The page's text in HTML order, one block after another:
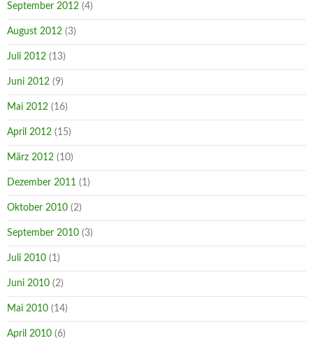
September 2012 (4)
August 2012 (3)
Juli 2012 (13)
Juni 2012 (9)
Mai 2012 (16)
April 2012 (15)
März 2012 (10)
Dezember 2011 (1)
Oktober 2010 (2)
September 2010 (3)
Juli 2010 (1)
Juni 2010 (2)
Mai 2010 (14)
April 2010 (6)